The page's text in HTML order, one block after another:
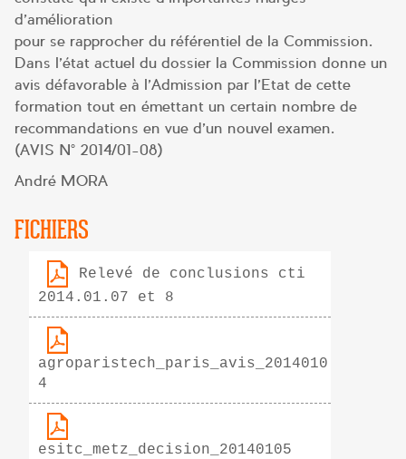
d’amélioration
pour se rapprocher du référentiel de la Commission.
Dans l’état actuel du dossier la Commission donne un
avis défavorable à l’Admission par l’Etat de cette
formation tout en émettant un certain nombre de
recommandations en vue d’un nouvel examen.
(AVIS N° 2014/01-08)
André MORA
FICHIERS
Relevé de conclusions cti
2014.01.07 et 8
agroparistech_paris_avis_2014010
4
esitc_metz_decision_20140105